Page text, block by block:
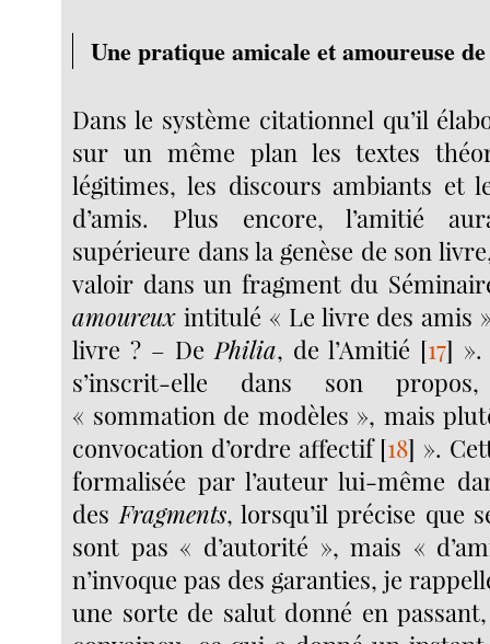
Une pratique amicale et amoureuse
Dans le système citationnel qu’il
sur un même plan les textes
légitimes, les discours ambiants et
d’amis. Plus encore, l’amitié
supérieure dans la genèse de son
valoir dans un fragment du
amoureux intitulé « Le livre des amis
livre ? – De Philia, de l’Amitié [17]
s’inscrit-elle dans son
« sommation de modèles », mais
convocation d’ordre affectif[18] ».
formalisée par l’auteur lui-même
des Fragments, lorsqu’il précise que
sont pas « d’autorité », mais «
n’invoque pas des garanties, je
une sorte de salut donné en